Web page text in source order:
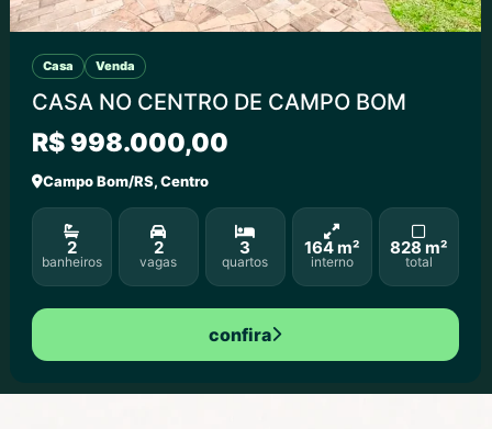
Casa Venda
CASA NO CENTRO DE CAMPO BOM
R$ 998.000,00
Campo Bom/RS, Centro
2
banheiros
2
vagas
3
quartos
164 m²
interno
828 m²
total
confira